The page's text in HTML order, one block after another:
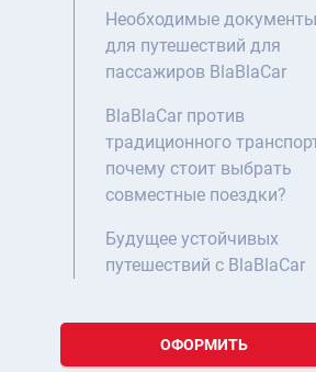
Необходимые документы
для путешествий для
пассажиров BlaBlaCar
BlaBlaCar против
традиционного
почему стоит выбрать
совместные поездки?
Будущее устойчивых
путешествий с BlaBlaCar
ОФОРМИТЬ